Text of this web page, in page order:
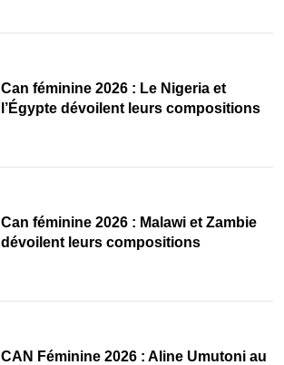
‎Can féminine 2026 : Le Nigeria et
l’Égypte dévoilent leurs compositions
‎Can féminine 2026 : Malawi et Zambie
dévoilent leurs compositions
‎CAN Féminine 2026 : Aline Umutoni au